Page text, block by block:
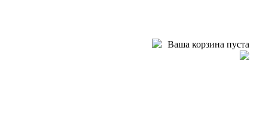
Ваша корзина пуста